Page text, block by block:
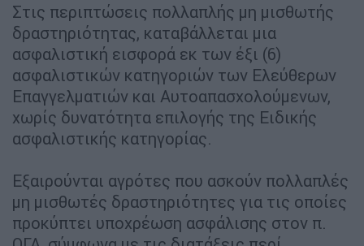
Στις περιπτώσεις πολλαπλής μη μισθωτής
δραστηριότητας, καταβάλλεται μια
ασφαλιστική εισφορά εκ των έξι (6)
ασφαλιστικών κατηγοριών των Ελεύθερων
Επαγγελματιών και Αυτοαπασχολούμενων,
χωρίς δυνατότητα επιλογής της Ειδικής
ασφαλιστικής κατηγορίας.
Εξαιρούνται αγρότες που ασκούν πολλαπλές
μη μισθωτές δραστηριότητες για τις οποίες
προκύπτει υποχρέωση ασφάλισης στον π.